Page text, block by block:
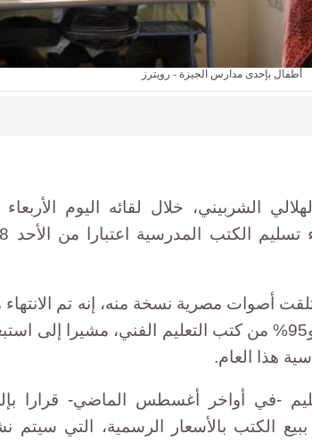
أطفال بإحدى مدارس الجيزة - رويترز
الشربيني، خلال لقائه اليوم
أصوات مصرية نسخة منه، إنه تم
85% من كتب التعليم العام، و95% من كتب التعليم الفني، مشيرا
هذا العام.
-في أواخر أغسطس الماضي- قرارا
الكتب بالأسعار الرسمية، التي سيتم